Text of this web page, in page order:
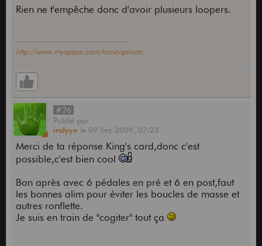
Rien ne t'empêche donc d'avoir plusieurs loopers.
http://www.myspace.com/noneopinion
#26
Publié par
indyye le 09 Sep 2009, 07:23
Merci de ta réponse King's card,donc c'est
possible,c'est bien cool
Bon après avec 6 pédales en pré et 6 en post,faut
les bonnes alim pour éviter les boucles de masse et
autres ronflette.
Je suis en train de "cogiter" tout ça